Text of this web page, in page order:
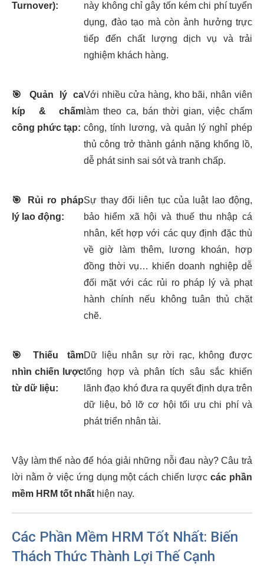
Turnover):
này không chỉ gây tốn kém chi phí tuyển
dụng, đào tạo mà còn ảnh hưởng trực
tiếp đến chất lượng dịch vụ và trải
nghiệm khách hàng.
🎯
Quản lý ca
kíp & chấm
công phức tạp:
Với nhiều cửa hàng, kho bãi, nhân viên
làm theo ca, bán thời gian, việc chấm
công, tính lương, và quản lý nghỉ phép
thủ công trở thành gánh nặng khổng lồ,
dễ phát sinh sai sót và tranh chấp.
🎯
Rủi ro pháp
lý lao động:
Sự thay đổi liên tục của luật lao động,
bảo hiểm xã hội và thuế thu nhập cá
nhân, kết hợp với các quy định đặc thù
về giờ làm thêm, lương khoán, hợp
đồng thời vụ… khiến doanh nghiệp dễ
đối mặt với các rủi ro pháp lý và phạt
hành chính nếu không tuân thủ chặt
chẽ.
🎯
Thiếu tầm
nhìn chiến lược
từ dữ liệu:
Dữ liệu nhân sự rời rạc, không được
tổng hợp và phân tích sâu sắc khiến
lãnh đạo khó đưa ra quyết định dựa trên
dữ liệu, bỏ lỡ cơ hội tối ưu chi phí và
phát triển nhân tài.
Vậy làm thế nào để hóa giải những nỗi đau này? Câu trả
lời nằm ở việc ứng dụng một cách chiến lượccác phần
mềm HRM tốt nhất hiện nay.
Các Phần Mềm HRM Tốt Nhất: Biến
Thách Thức Thành Lợi Thế Cạnh